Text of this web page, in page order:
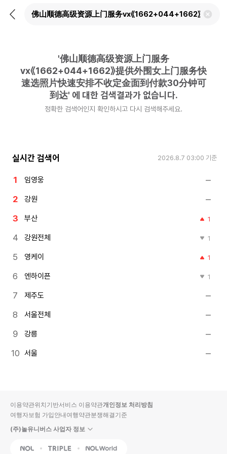
뒤
검
'佛山顺德高级资源上门服务
vx《1662+044+1662》提供外围女上门服务快
速选照片快速安排不收定金面到付款30分钟可
到达' 에 대한 검색결과가 없습니다.
정확한 검색어인지 확인하시고 다시 검색해주세요.
실시간 검색어 2026.8.7 03:00 기준
임영웅
강원
부산 1
강원전체 1
영케이 1
엔하이픈 1
제주도
서울전체
강릉
서울
이용약관위치기반서비스 이용약관개인정보 처리방침
여행자보험 가입안내여행약관분쟁해결기준
(주)놀유니버스 사업자 정보
NOL Triple Interpark Global